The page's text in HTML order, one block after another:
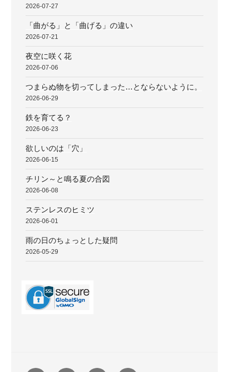
2026-07-27
「曲がる」と「曲げる」の違い
2026-07-21
夜空に咲く花
2026-07-06
つまらぬ物を切ってしまった…とならないように。
2026-06-29
鉄を育てる？
2026-06-23
欲しいのは「穴」
2026-06-15
チリン～と鳴る夏の合図
2026-06-08
ステンレスのヒミツ
2026-06-01
雨の日のちょっとした疑問
2026-05-29